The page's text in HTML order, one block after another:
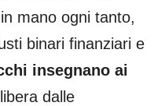
mano ogni tanto,
binari finanziari e
insegnano ai
dalle